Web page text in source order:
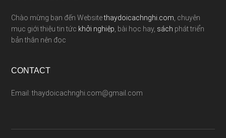
Chào mừng bạn đến Websitethaydoicachnghi.com , chuyên
mục giới thiệu tin tức khởi nghiệp , bài học hay, sách phát triển
bản thân nên đọc
CONTACT
Email: thaydoicachnghi.com@gmail.com